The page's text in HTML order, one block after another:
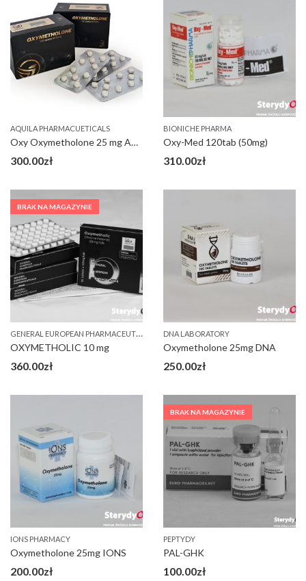
AQUILA PHARMACUETICALS
Oxy Oxymetholone 25 mg Aquila
300.00zł
BIONICHE PHARMA
Oxy-Med 120tab (50mg)
310.00zł
BRAK NA MAGAZYNIE
G
ENERAL EUROPEAN PHARMACEUTICALS (GEP)
OXYMETHOLIC 10 mg
360.00zł
DNA LABORATORY
Oxymetholone 25mg DNA
250.00zł
IONS PHARMACY
Oxymetholone 25mg IONS
200.00zł
BRAK NA MAGAZYNIE
PEPTYDY
PAL-GHK
100.00zł